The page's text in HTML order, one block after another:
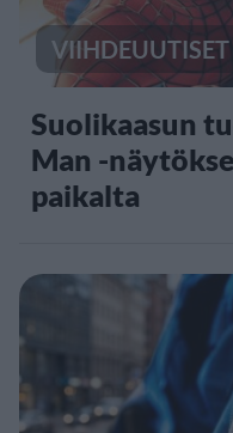
VIIHDEUUTISET
Suolikaasun
Man -
paikalta